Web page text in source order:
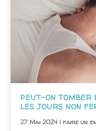
PEUT-ON TOMBER
LES JOURS NON
27 Mai 2024|faire un